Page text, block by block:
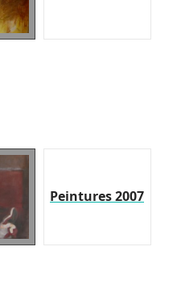
Peintures 2007